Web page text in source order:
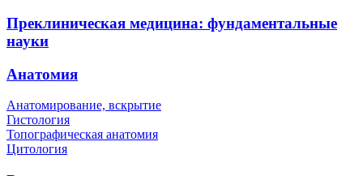
Преклиническая медицина: фундаментальные
науки
Анатомия
Анатомирование, вскрытие
Гистология
Топографическая анатомия
Цитология